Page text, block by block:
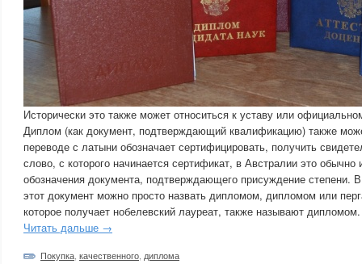
Исторически это также может относиться к уставу или
Диплом (как документ, подтверждающий квалификацию) также
переводе с латыни обозначает сертифицировать, получить
слово, с которого начинается сертификат, в Австралии это обычно
обозначения документа, подтверждающего присуждение степени.
этот документ можно просто назвать дипломом, дипломом или
которое получает нобелевский лауреат, также называют дипломом.
Читать дальше →
Покупка качественного диплома